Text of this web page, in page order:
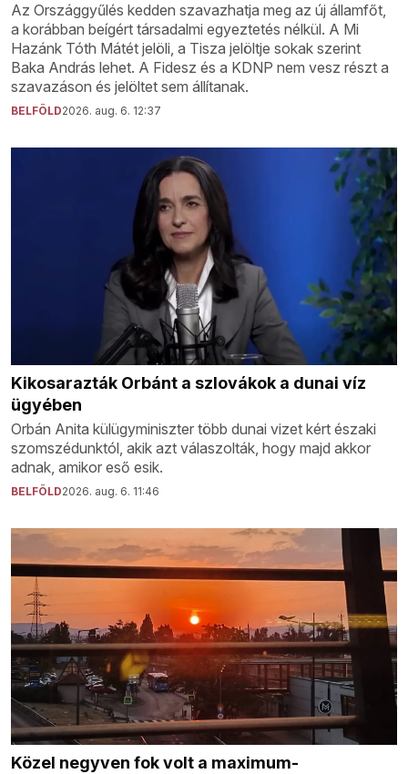
Az Országgyűlés kedden szavazhatja meg az új államfőt,
a korábban beígért társadalmi egyeztetés nélkül. A Mi
Hazánk Tóth Mátét jelöli, a Tisza jelöltje sokak szerint
Baka András lehet. A Fidesz és a KDNP nem vesz részt a
szavazáson és jelöltet sem állítanak.
BELFÖLD2026. aug. 6. 12:37
Kikosarazták Orbánt a szlovákok a dunai víz
ügyében
Orbán Anita külügyminiszter több dunai vizet kért északi
szomszédunktól, akik azt válaszolták, hogy majd akkor
adnak, amikor eső esik.
BELFÖLD2026. aug. 6. 11:46
Közel negyven fok volt a maximum-